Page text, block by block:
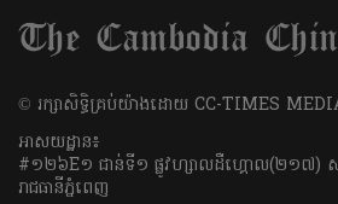
​© រក្សា​សិទ្ធិ​គ្រប់​យ៉ាង​ដោយ​ CC-TIMES
អាសយដ្ឋាន៖
#១២៦E១ ជាន់ទី១ ផ្លូវហ្សាលដឺហ្គោល(២១៧) ស
រាជធានីភ្នំពេញ